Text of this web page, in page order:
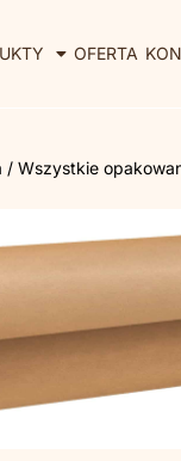
OFERTA
/ Wszystkie